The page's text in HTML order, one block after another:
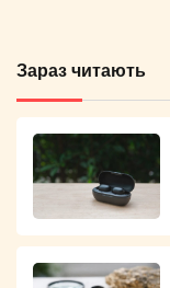
Зараз читають